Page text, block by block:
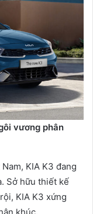
vương phân
KIA K3 đang
Sở hữu thiết kế
KIA K3 xứng
khúc.